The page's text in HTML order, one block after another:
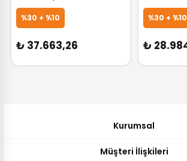
GELİNCE HABER VER
%30 + %10
₺ 37.663,26
GELİNCE
%30 + %10
₺
Kurumsal
Müşteri İlişkileri